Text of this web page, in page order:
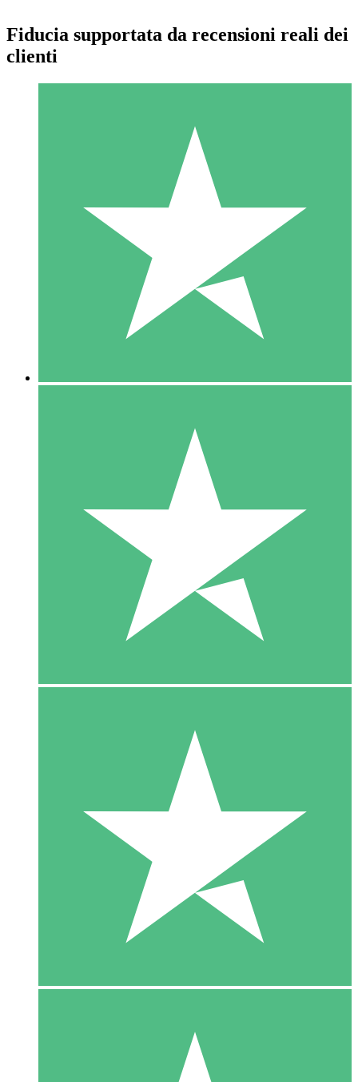
Pacchetti di Crediti Individuali
Paga a consumo con crediti di download. Nessun impegno
1 Download
10
US$1500
10 Download
20
Fiducia supportata da recensioni reali dei
clienti